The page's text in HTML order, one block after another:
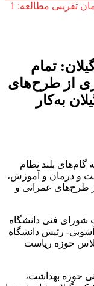
زمان تقریبی مطالعه: 1
تمام
از طرح‌های
به‌کار
گام‌های بلند نظام
و درمان و آموزش،
طرح‌های عمرانی و
فنی دانشگاه
رئیس دانشگاه
حوزه ریاست
حوزه بهداشت،